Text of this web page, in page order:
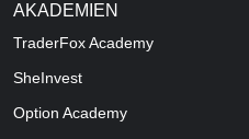
AKADEMIEN
TraderFox Academy
SheInvest
Option Academy